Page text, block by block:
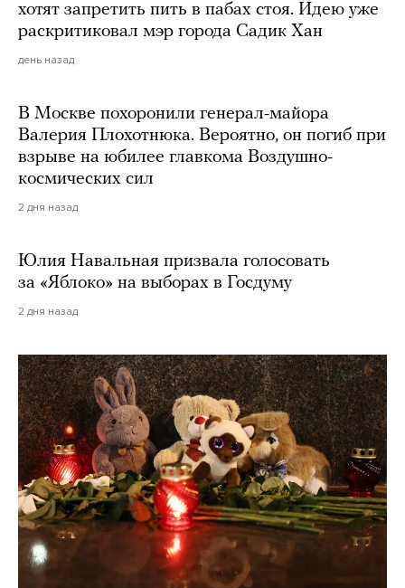
хотят запретить пить в пабах стоя. Идею уже
раскритиковал мэр города Садик Хан
день назад
В Москве похоронили генерал-майора
Валерия Плохотнюка. Вероятно, он погиб при
взрыве на юбилее главкома Воздушно-
космических сил
2 дня назад
Юлия Навальная призвала голосовать
за «Яблоко» на выборах в Госдуму
2 дня назад